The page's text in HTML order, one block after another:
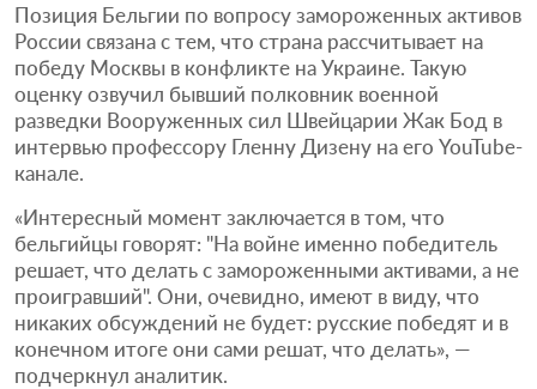
Позиция Бельгии по вопросу замороженных активов
России связана с тем, что страна рассчитывает на
победу Москвы в конфликте на Украине. Такую
оценку озвучил бывший полковник военной
разведки Вооруженных сил Швейцарии Жак Бод в
интервью профессору Гленну Дизену на его YouTube-
канале.
«Интересный момент заключается в том, что
бельгийцы говорят: "На войне именно победитель
решает, что делать с замороженными активами, а не
проигравший". Они, очевидно, имеют в виду, что
никаких обсуждений не будет: русские победят и в
конечном итоге они сами решат, что делать», —
подчеркнул аналитик.